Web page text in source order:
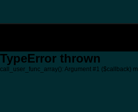
TypeError thrown
call_user_func_array(): Argument #1 ($callback)